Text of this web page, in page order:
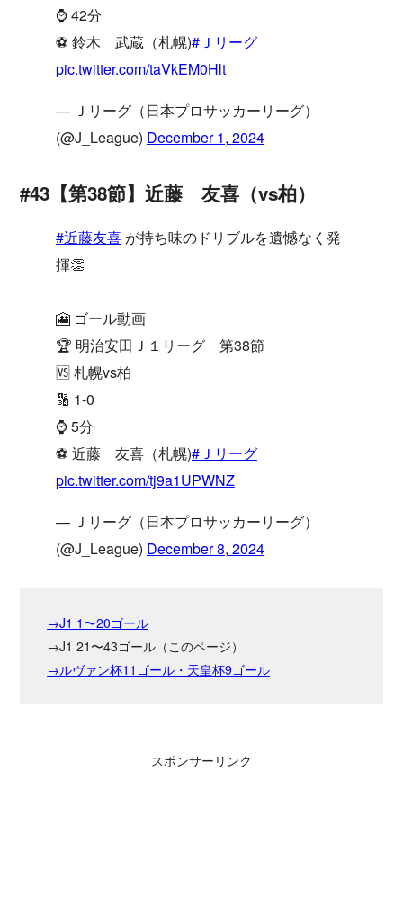
⌚️ 42分
⚽️ 鈴木 武蔵（札幌)#Ｊリーグ
pic.twitter.com/taVkEM0Hlt
— Ｊリーグ（日本プロサッカーリーグ）
(@J_League) December 1, 2024
#43【第38節】近藤 友喜（vs柏）
#近藤友喜 が持ち味のドリブルを遺憾なく発
揮👏
🎦 ゴール動画
🏆 明治安田Ｊ１リーグ 第38節
🆚 札幌vs柏
🔢 1-0
⌚️ 5分
⚽️ 近藤 友喜（札幌)#Ｊリーグ
pic.twitter.com/tj9a1UPWNZ
— Ｊリーグ（日本プロサッカーリーグ）
(@J_League) December 8, 2024
→J1 1〜20ゴール
→J1 21〜43ゴール（このページ）
→ルヴァン杯11ゴール・天皇杯9ゴール
スポンサーリンク